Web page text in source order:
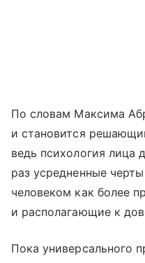
По словам Максима
и становится
ведь психология лица
раз усредненные
человеком как более
и располагающие к
Пока универсального